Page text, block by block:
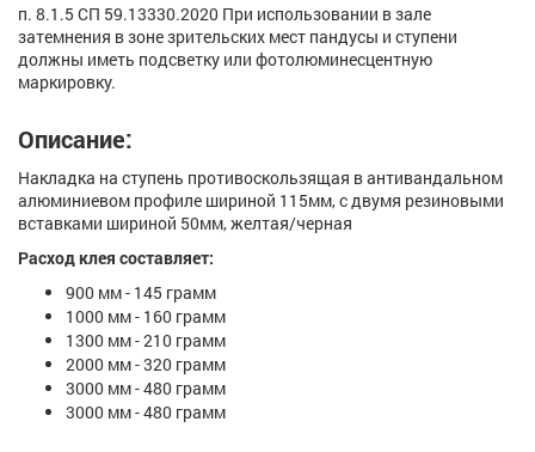
п. 8.1.5 СП 59.13330.2020 При использовании в зале
затемнения в зоне зрительских мест пандусы и ступени
должны иметь подсветку или фотолюминесцентную
маркировку.
Описание:
Накладка на ступень противоскользящая в антивандальном
алюминиевом профиле шириной 115мм, с двумя резиновыми
вставками шириной 50мм, желтая/черная
Расход клея составляет:
900 мм - 145 грамм
1000 мм - 160 грамм
1300 мм - 210 грамм
2000 мм - 320 грамм
3000 мм - 480 грамм
3000 мм - 480 грамм